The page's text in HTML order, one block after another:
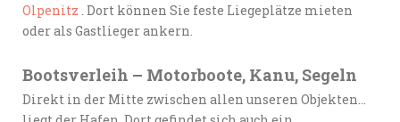
Olpenitz . Dort können Sie feste Liegeplätze mieten
oder als Gastlieger ankern.
Bootsverleih – Motorboote, Kanu, Segeln
Direkt in der Mitte zwischen allen unseren Objekten…